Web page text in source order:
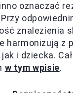
oznaczać
znalezienia
harmonizują z
i dziecka.
w tym wpisie.